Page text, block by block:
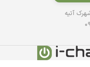
آتیه